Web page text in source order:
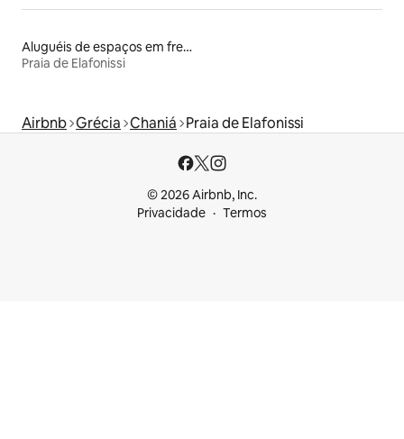
Aluguéis de espaços em frente à praia
Praia de Elafonissi
Airbnb Grécia Chaniá Praia de Elafonissi
© 2026 Airbnb, Inc.
Privacidade
Termos